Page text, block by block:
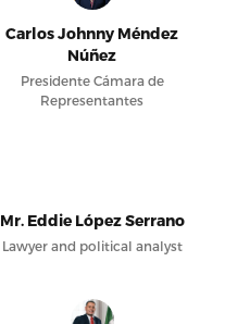
Carlos Johnny Méndez
Núñez
Presidente Cámara de
Representantes
Mr. Eddie López Serrano
Lawyer and political analyst